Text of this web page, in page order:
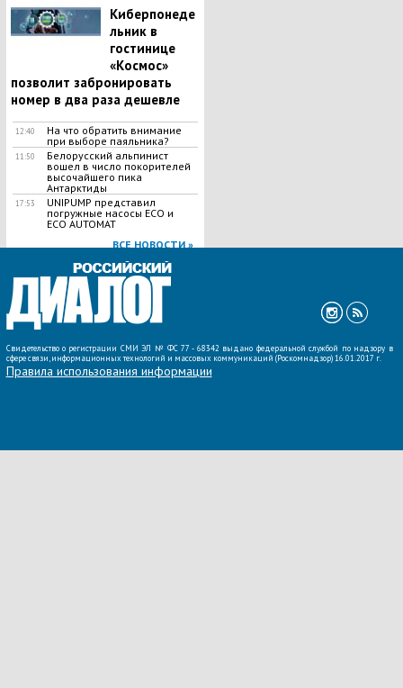
Киберпонеде
льник в
гостинице
«Космос»
позволит забронировать
номер в два раза дешевле
12:40
На что обратить внимание
при выборе паяльника?
11:50
Белорусский альпинист
вошел в число покорителей
высочайшего пика
Антарктиды
17:53
UNIPUMP представил
погружные насосы ECO и
ECO AUTOMAT
ВСЕ НОВОСТИ »
Свидетельство о регистрации СМИ ЭЛ № ФС 77 - 68342 выдано федеральной службой по надзору в
сфере связи, информационных технологий и массовых коммуникаций (Роскомнадзор) 16.01.2017 г.
Правила использования информации